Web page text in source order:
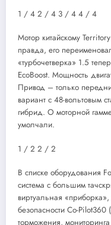
1 / 4 2 / 4 3 / 4 4 / 4
Мотор китайскому
правда, его
«турбочетверка» 1.5
EcoBoost. Мощность
Привод – только
вариант с 48-вольтовым
гибрид. О моторной
умолчали.
1 / 2 2 / 2
В списке оборудования
система с большим
виртуальная
безопасности Co-Pilot360
торможения,